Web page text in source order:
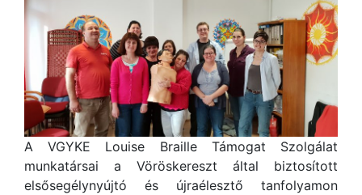
A VGYKE Louise Braille Támogat Szolgálat
munkatársai a Vöröskereszt által biztosított
elsősegélynyújtó és újraélesztő tanfolyamon